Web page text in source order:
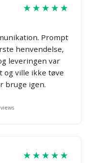
★★★★★
Prompt
henvendelse,
leveringen var
og ville ikke tøve
bruge igen.
★★★★★